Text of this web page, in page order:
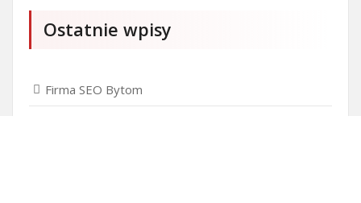
Ostatnie wpisy
Firma SEO Bytom